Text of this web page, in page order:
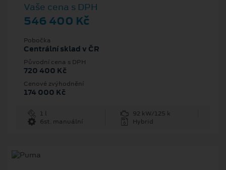
Vaše cena s DPH
546 400 Kč
Pobočka
Centrální sklad v ČR
Původní cena s DPH
720 400 Kč
Cenové zvýhodnění
174 000 Kč
1 l
92 kW/125 k
6st. manuální
Hybrid